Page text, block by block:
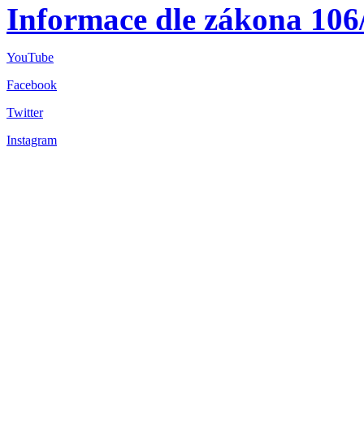
Informace dle zákona
YouTube
Facebook
Twitter
Instagram